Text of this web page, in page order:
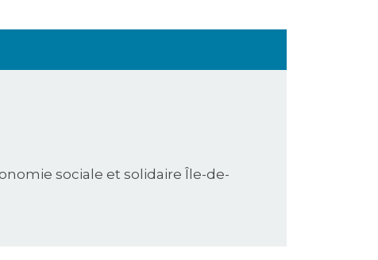
sociale et solidaire Île-de-